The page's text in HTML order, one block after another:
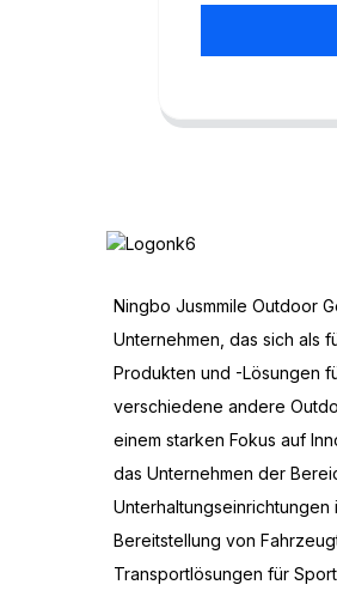
Ningbo Jusmmile Outdoor
Unternehmen, das sich als
Produkten und -Lösungen
verschiedene andere
einem starken Fokus auf
das Unternehmen der
Unterhaltungseinrichtungen
Bereitstellung von
Transportlösungen für